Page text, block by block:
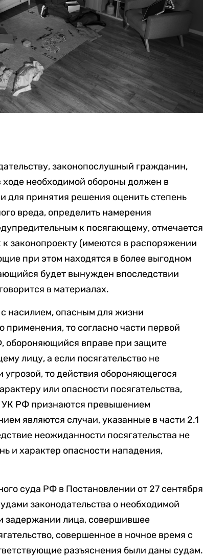
законопослушный гражданин,
необходимой обороны должен в
для принятия решения оценить степень
вреда, определить намерения
к посягающему, отмечается
законопроекту (имеются в распоряжении
при этом находятся в более выгодном
будет вынужден впоследствии
в материалах.
насилием, опасным для жизни
применения, то согласно части первой
обороняющийся вправе при защите
лицу, а если посягательство не
то действия обороняющегося
или опасности посягательства,
УК РФ признаются превышением
являются случаи, указанные в части 2.1
неожиданности посягательства не
и характер опасности нападения,
суда РФ в Постановлении от 27 сентября
законодательства о необходимой
задержании лица, совершившее
совершенное в ночное время с
разъяснения были даны судам.